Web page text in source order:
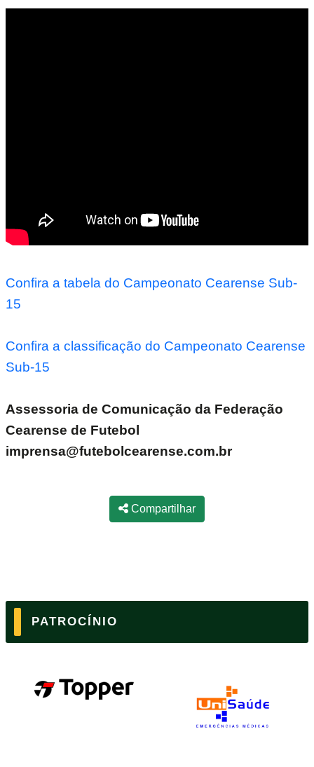
Confira a tabela do Campeonato Cearense Sub-
15
Confira a classificação do Campeonato Cearense
Sub-15
Assessoria de Comunicação da Federação
Cearense de Futebol
imprensa@futebolcearense.com.br
Compartilhar
PATROCÍNIO